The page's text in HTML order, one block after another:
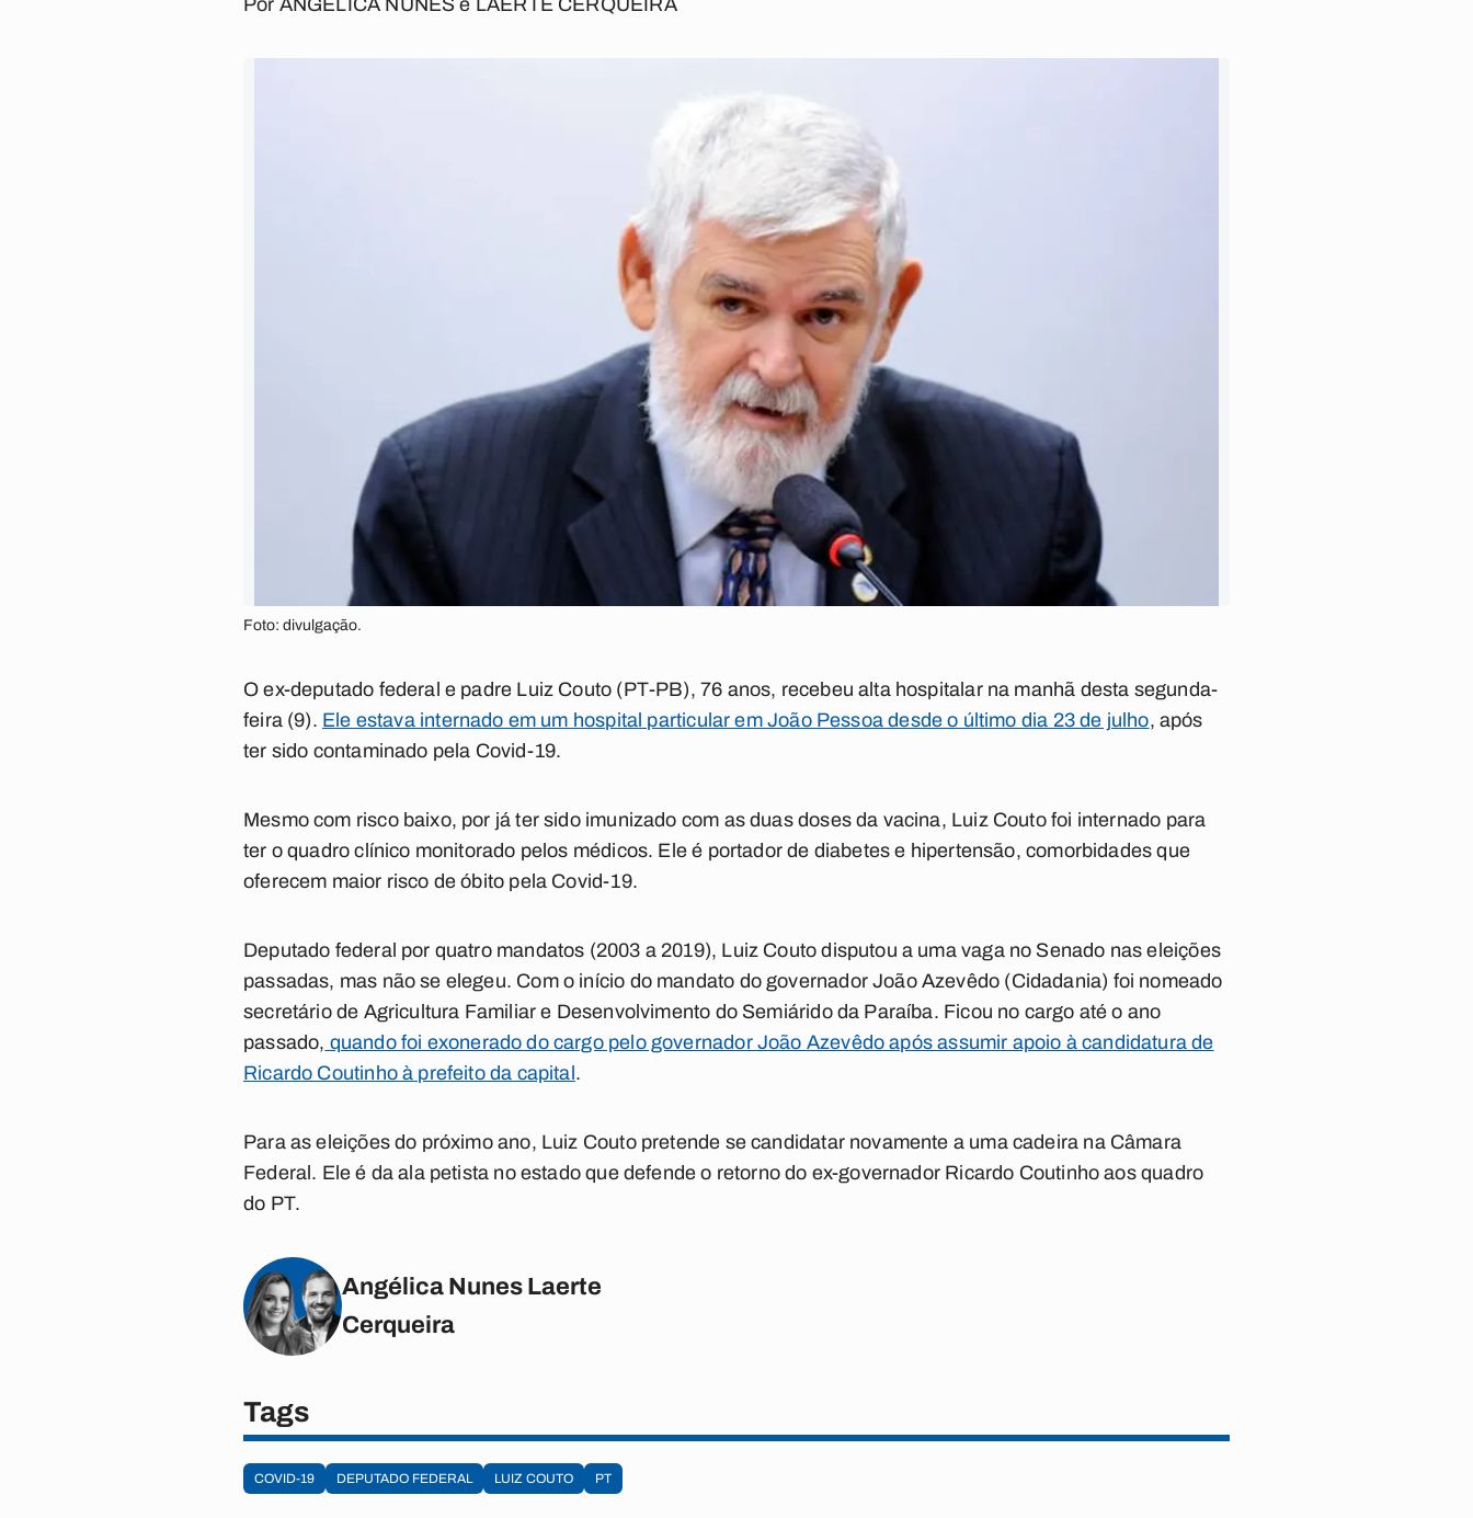
Por ANGÉLICA NUNES e LAERTE CERQUEIRA
Foto: divulgação.
O ex-deputado federal e padre Luiz Couto (PT-PB), 76 anos, recebeu alta hospitalar na manhã desta segunda-
feira (9). Ele estava internado em um hospital particular em João Pessoa desde o último dia 23 de julho, após
ter sido contaminado pela Covid-19.
Mesmo com risco baixo, por já ter sido imunizado com as duas doses da vacina, Luiz Couto foi internado para
ter o quadro clínico monitorado pelos médicos. Ele é portador de diabetes e hipertensão, comorbidades que
oferecem maior risco de óbito pela Covid-19.
Deputado federal por quatro mandatos (2003 a 2019), Luiz Couto disputou a uma vaga no Senado nas eleições
passadas, mas não se elegeu. Com o início do mandato do governador João Azevêdo (Cidadania) foi nomeado
secretário de Agricultura Familiar e Desenvolvimento do Semiárido da Paraíba. Ficou no cargo até o ano
passado, quando foi exonerado do cargo pelo governador João Azevêdo após assumir apoio à candidatura de
Ricardo Coutinho à prefeito da capital .
Para as eleições do próximo ano, Luiz Couto pretende se candidatar novamente a uma cadeira na Câmara
Federal. Ele é da ala petista no estado que defende o retorno do ex-governador Ricardo Coutinho aos quadro
do PT.
Angélica Nunes Laerte
Cerqueira
Tags
COVID-19 DEPUTADO FEDERAL LUIZ COUTO PT